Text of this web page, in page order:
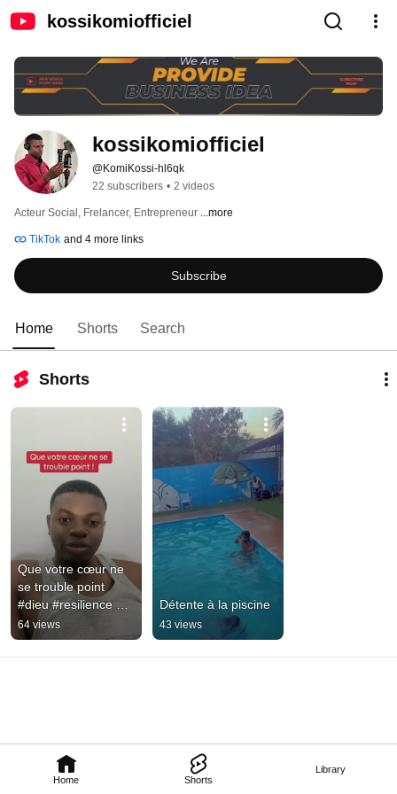
kossikomiofficiel
Home Shorts
Library
kossikomiofficiel
@KomiKossi-hl6qk
22 subscribers • 2 videos
Acteur Social, Frelancer, Entrepreneur ...more
TikTok and 4 more links
Subscribe
Home Shorts Search
Shorts
Que votre cœur ne
se trouble point
#dieu #resilience
#courage #togo
64 views
Détente à la piscine
43 views